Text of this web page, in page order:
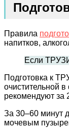
Правила
напитков,
Если
Подготовка к
очистительной
рекомендуют за
За 30–60 минут
мочевым